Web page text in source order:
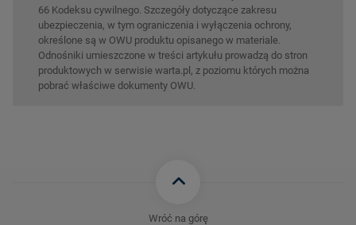
66 Kodeksu cywilnego. Szczegóły dotyczące zakresu
ubezpieczenia, w tym ograniczenia i wyłączenia ochrony,
określone są w OWU produktu opisanego w materiale.
Odnośniki umieszczone w treści artykułu prowadzą do stron
produktowych w serwisie warta.pl, z poziomu których można
pobrać właściwe dokumenty OWU.
Wróć na górę